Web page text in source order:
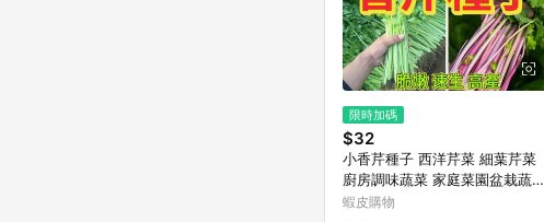
限時加碼
$32
小香芹種子 西洋芹菜 細葉芹菜
廚房調味蔬菜 家庭菜園盆栽蔬菜
室內快速採收 切葉芹菜全年可種
蝦皮購物